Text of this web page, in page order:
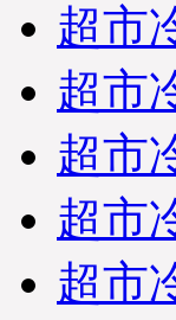
超市
超市
超市
超市
超市